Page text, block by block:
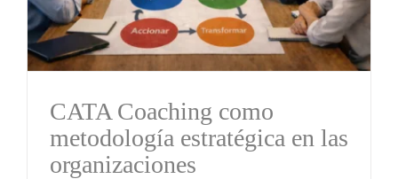
CATA Coaching como
metodología estratégica en las
organizaciones